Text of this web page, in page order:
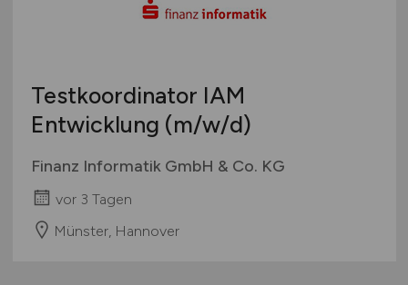
Testkoordinator IAM
Entwicklung (m/w/d)
Finanz Informatik GmbH & Co. KG
vor 3 Tagen
Münster, Hannover